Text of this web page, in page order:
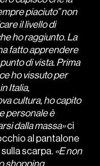
piaciuto” non
il livello di
ho raggiunto. La
fatto apprendere
di vista. Prima
ho vissuto per
Italia,
cultura, ho capito
personale è
dalla massa»ci
al pantalone
scarpa. «E non
shopping